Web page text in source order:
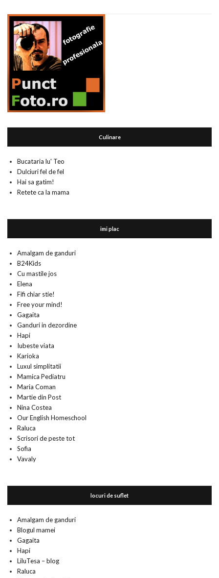
Culinare
Bucataria lu' Teo
Dulciuri fel de fel
Hai sa gatim!
Retete ca la mama
imi plac
Amalgam de ganduri
B24Kids
Cu mastile jos
Elena
Fifi chiar stie!
Free your mind!
Gagaita
Ganduri in dezordine
Hapi
Iubeste viata
Karioka
Luxul simplitatii
Mamica Pediatru
Maria Coman
Martie din Post
Nina Costea
Our English Homeschool
Raluca
Scrisori de peste tot
Sofia
Vavaly
locuri de suflet
Amalgam de ganduri
Blogul mamei
Gagaita
Hapi
LiluTesa – blog
Raluca